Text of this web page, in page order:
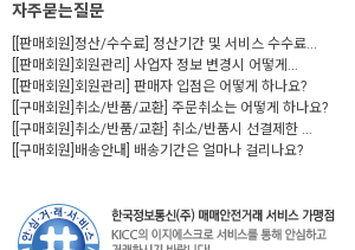
자주묻는질문
[[판매회원]정산/수수료] 정산기간 및 서비스 수수료...
[[판매회원]회원관리] 사업자 정보 변경시 어떻게...
[[판매회원]회원관리] 판매자 입점은 어떻게 하나요?
[[구매회원]취소/반품/교환] 주문취소는 어떻게 하나요?
[[구매회원]취소/반품/교환] 취소/반품시 선결제한 ...
[[구매회원]배송안내] 배송기간은 얼마나 걸리나요?